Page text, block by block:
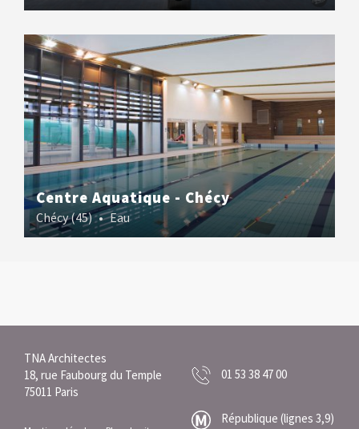
Centre Aquatique - Chécy
Chécy (45) • Eau
TNA Architectes
18, rue Faubourg du Temple
75011 Paris
01 53 38 47 00
République (lignes 3,9)